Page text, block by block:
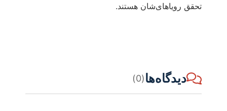
تحقق رویاهای‌شان هستند.
دیدگاه‌ها(0)